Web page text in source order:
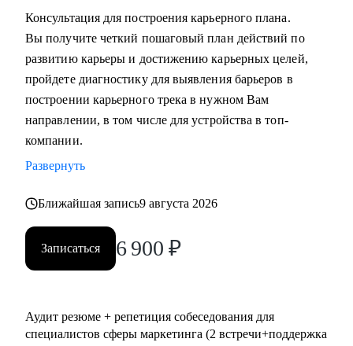
собственниками.
Кому могу помочь:
• Всем, кто хочет сменить карьерный трек и перейти в
маркетинг или развиваться в консалтинге;
• Специалистам (Junior-Middle-Senior) и руководителям из:
копирайтинг, event-маркетинг, контент-маркетинг и пр.) и
- E-commerce;
• Директорам по направлениям: маркетинг, e-commerce,
развитие бизнеса;
• Руководителям бизнеса в построении отдела маркетинга.
Консультация для построения карьерного плана.
Вы получите четкий пошаговый план действий по
развитию карьеры и достижению карьерных целей,
пройдете диагностику для выявления барьеров в
построении карьерного трека в нужном Вам
направлении, в том числе для устройства в топ-
компании.
Развернуть
Ближайшая запись9 августа 2026
Записаться 6 900 ₽
Аудит резюме + репетиция собеседования для
специалистов сферы маркетинга (2 встречи+поддержка